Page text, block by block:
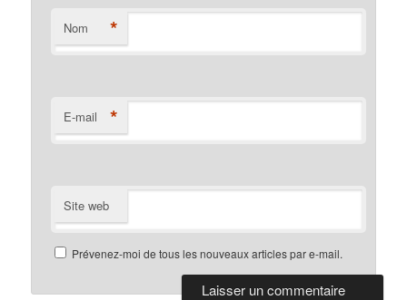
Nom *
E-mail *
Site web
Prévenez-moi de tous les nouveaux articles par e-mail.